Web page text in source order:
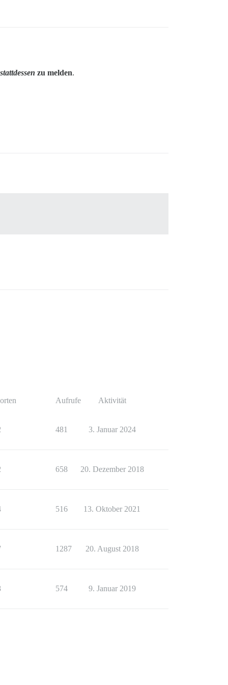
zu melden.
Aufrufe Aktivität
481 3. Januar 2024
658 20. Dezember 2018
516 13. Oktober 2021
1287 20. August 2018
574 9. Januar 2019